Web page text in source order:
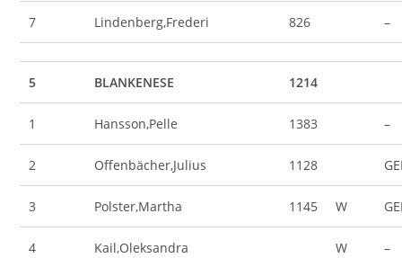
7 Lindenberg,Frederi 826 –
5 BLANKENESE 1214
1 Hansson,Pelle 1383 –
2 Offenbächer,Julius 1128
3 Polster,Martha 1145 W
4 Kail,Oleksandra W –